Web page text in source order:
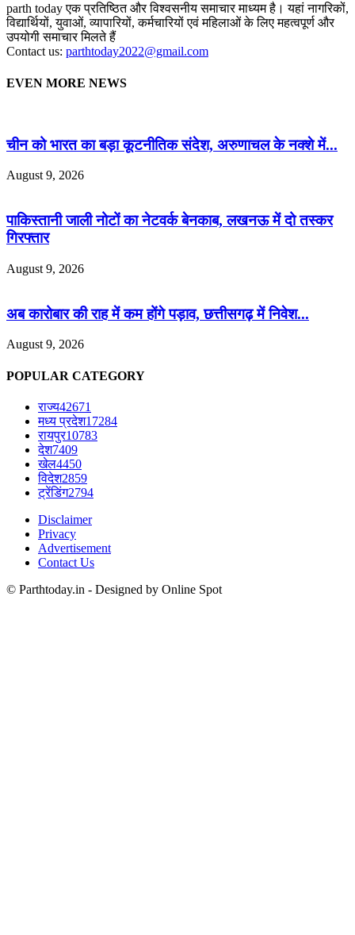
parth today एक प्रतिष्ठित और विश्वसनीय समाचार माध्यम है। यहां नागरिकों,
विद्यार्थियों, युवाओं, व्यापारियों, कर्मचारियों एवं महिलाओं के लिए महत्वपूर्ण और
उपयोगी समाचार मिलते हैं
Contact us: parthtoday2022@gmail.com
EVEN MORE NEWS
चीन को भारत का बड़ा कूटनीतिक संदेश, अरुणाचल के नक्शे में...
August 9, 2026
पाकिस्तानी जाली नोटों का नेटवर्क बेनकाब, लखनऊ में दो तस्कर
गिरफ्तार
August 9, 2026
अब कारोबार की राह में कम होंगे पड़ाव, छत्तीसगढ़ में निवेश...
August 9, 2026
POPULAR CATEGORY
राज्य42671
मध्य प्रदेश17284
रायपुर10783
देश7409
खेल4450
विदेश2859
ट्रेंडिंग2794
Disclaimer
Privacy
Advertisement
Contact Us
© Parthtoday.in - Designed by Online Spot